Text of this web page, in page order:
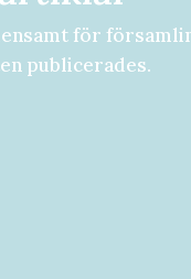
för
publicerades.